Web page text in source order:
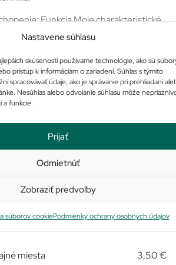
Nastavene súhlasu
skúseností používame technológie, ako sú
prístup k informáciám o zariadení. Súhlas s týmito
spracovávať údaje, ako je správanie pri prehliadaní
Nesúhlas alebo odvolanie súhlasu môže
a funkcie.
Prijať
Odmietnúť
Zobraziť predvoľby
súborov cookiePodmienky ochrany osobných údajov
Funkcia Moje charakteristické
vývojové trendy vo výsledkoch
Zostava denníka glukózy v krvi môže
u odborného zdravotníckeho
byť zdieľaná počas prehliadky.
uplatňuje primerané
ochrany osobných údajov a v súlade
100 € je doprava vždy
miesta 3,50 €